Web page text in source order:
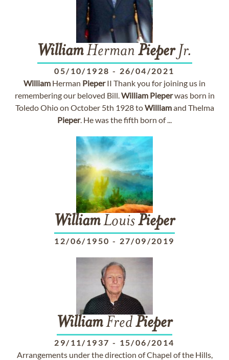
WilliamHerman PieperJr.
05/10/1928 - 26/04/2021
William Herman PieperII Thank you for joining us in
remembering our beloved Bill.William Pieperwas born in
Toledo Ohio on October 5th 1928 toWilliamand Thelma
Pieper. He was the fifth born of ...
WilliamLouisPieper
12/06/1950 - 27/09/2019
WilliamFredPieper
29/11/1937 - 15/06/2014
Arrangements under the direction of Chapel of the Hills,